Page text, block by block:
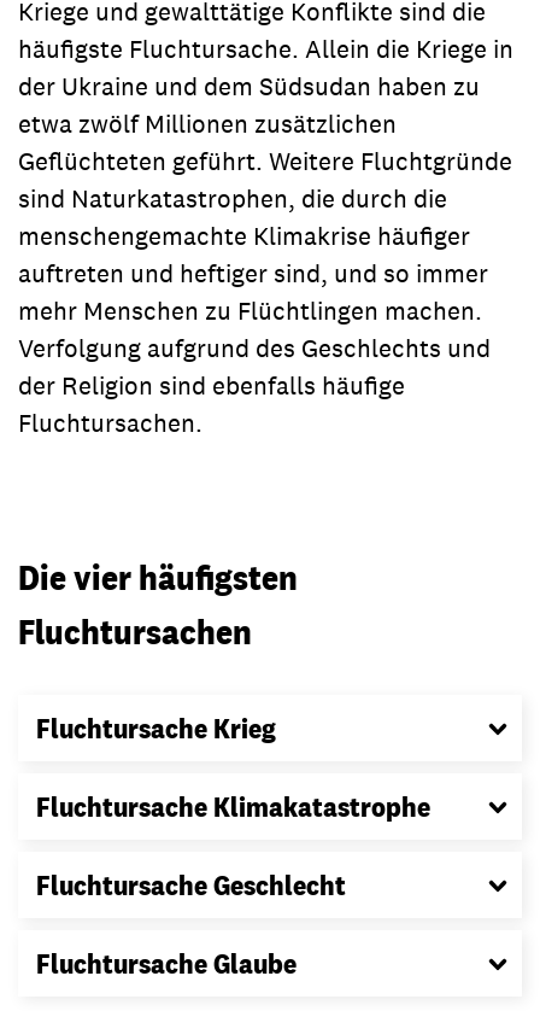
Kriege und gewalttätige Konflikte sind die
häufigste Fluchtursache. Allein die Kriege in
der Ukraine und dem Südsudan haben zu
etwa zwölf Millionen zusätzlichen
Geflüchteten geführt. Weitere Fluchtgründe
sind Naturkatastrophen, die durch die
menschengemachte Klimakrise häufiger
auftreten und heftiger sind, und so immer
mehr Menschen zu Flüchtlingen machen.
Verfolgung aufgrund des Geschlechts und
der Religion sind ebenfalls häufige
Fluchtursachen.
Die vier häufigsten
Fluchtursachen
Fluchtursache Krieg
Fluchtursache Klimakatastrophe
Fluchtursache Geschlecht
Fluchtursache Glaube